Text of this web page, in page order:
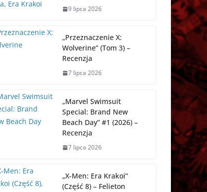
9 lipca 2026
„Przeznaczenie X:
Wolverine” (Tom 3) –
Recenzja
7 lipca 2026
„Marvel Swimsuit
Special: Brand New
Beach Day” #1 (2026) –
Recenzja
7 lipca 2026
„X-Men: Era Krakoi”
(Część 8) – Felieton